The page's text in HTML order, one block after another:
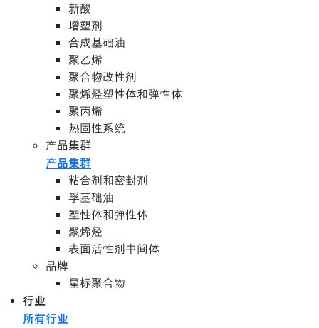
新酸
增塑剂
合成基础油
聚乙烯
聚合物改性剂
聚烯烃塑性体和弹性体
聚丙烯
热固性系统
产品集群
产品集群
粘合剂和密封剂
孚基础油
塑性体和弹性体
聚烯烃
表面活性剂中间体
品牌
星标聚合物
行业
所有行业